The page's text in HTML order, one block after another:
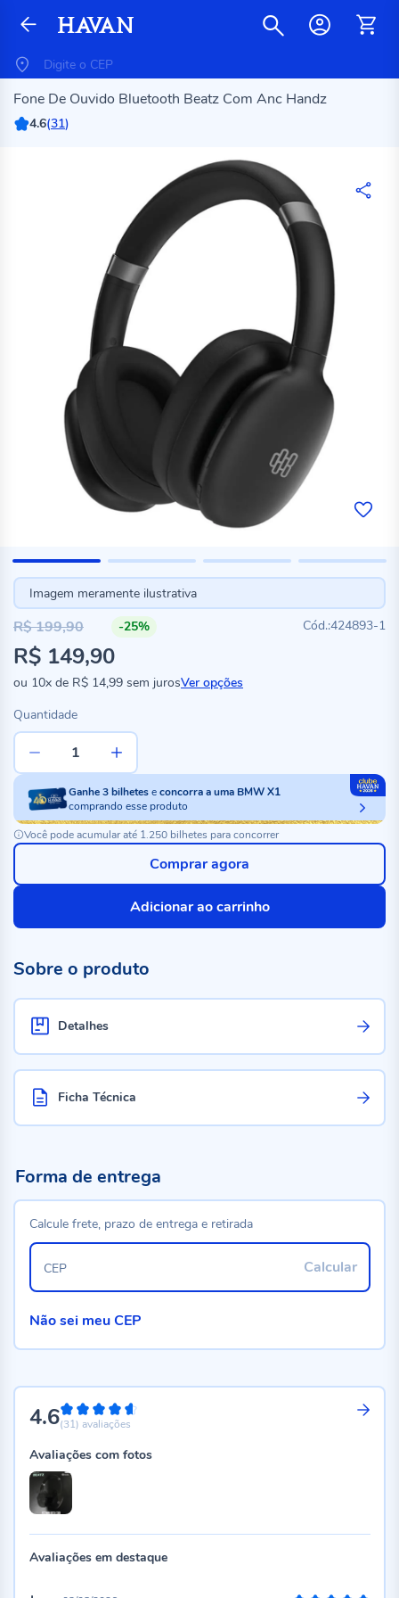
Fone De Ouvido Bluetooth Beatz Com Anc Handz
4.6(31)
Imagem meramente ilustrativa
-25%
424893-1
Preço
especial
R$ 149,90
R$ 199,90
ou 10x de R$ 14,99 sem jurosVer opções
Quantidade
Ganhe3bilheteseconcorra a uma BMW X1
comprando esse produto
Você pode acumular até 1.250 bilhetes para concorrer
Adicionar ao carrinho
Comprar agora
Sobre o produto
Detalhes
Ficha Técnica
4.692%
(31) avaliações
Avaliações com fotos
Avaliações em destaque
Forma de entrega
Calcule frete, prazo de entrega e retirada
Calcular
CEP
Não sei meu CEP